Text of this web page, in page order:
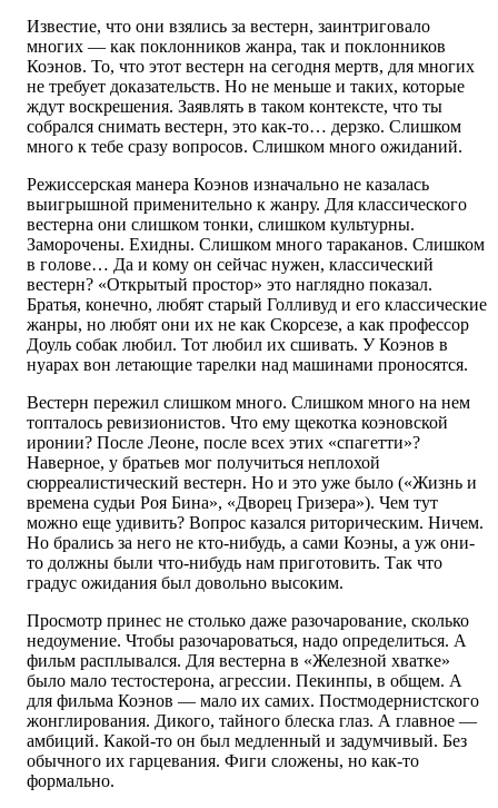
Известие, что они взялись за вестерн, заинтриговало
многих — как поклонников жанра, так и поклонников
Коэнов. То, что этот вестерн на сегодня мертв, для многих
не требует доказательств. Но не меньше и таких, которые
ждут воскрешения. Заявлять в таком контексте, что ты
собрался снимать вестерн, это как-то… дерзко. Слишком
много к тебе сразу вопросов. Слишком много ожиданий.
Режиссерская манера Коэнов изначально не казалась
выигрышной применительно к жанру. Для классического
вестерна они слишком тонки, слишком культурны.
Заморочены. Ехидны. Слишком много тараканов. Слишком
в голове… Да и кому он сейчас нужен, классический
вестерн? «Открытый простор» это наглядно показал.
Братья, конечно, любят старый Голливуд и его классические
жанры, но любят они их не как Скорсезе, а как профессор
Доуль собак любил. Тот любил их сшивать. У Коэнов в
нуарах вон летающие тарелки над машинами проносятся.
Вестерн пережил слишком много. Слишком много на нем
топталось ревизионистов. Что ему щекотка коэновской
иронии? После Леоне, после всех этих «спагетти»?
Наверное, у братьев мог получиться неплохой
сюрреалистический вестерн. Но и это уже было («Жизнь и
времена судьи Роя Бина», «Дворец Гризера»). Чем тут
можно еще удивить? Вопрос казался риторическим. Ничем.
Но брались за него не кто-нибудь, а сами Коэны, а уж они-
то должны были что-нибудь нам приготовить. Так что
градус ожидания был довольно высоким.
Просмотр принес не столько даже разочарование, сколько
недоумение. Чтобы разочароваться, надо определиться. А
фильм расплывался. Для вестерна в «Железной хватке»
было мало тестостерона, агрессии. Пекинпы, в общем. А
для фильма Коэнов — мало их самих. Постмодернистского
жонглирования. Дикого, тайного блеска глаз. А главное —
амбиций. Какой-то он был медленный и задумчивый. Без
обычного их гарцевания. Фиги сложены, но как-то
формально.